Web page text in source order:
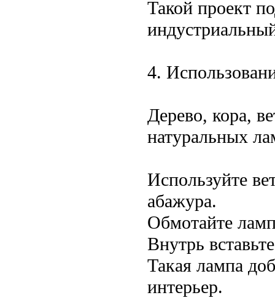
Такой проект
4.
Дерево, кора,
натуральных
Используйте
абажура.
Обмотайте
Внутрь
Такая лампа
интерьер.